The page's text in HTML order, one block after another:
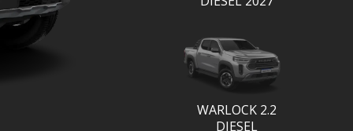
WARLOCK 2.2
DIESEL